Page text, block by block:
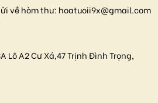
về hòm thư: hoatuoii9x@gmail.com
Lô A2 Cư Xá,47 Trịnh Đình Trọng,